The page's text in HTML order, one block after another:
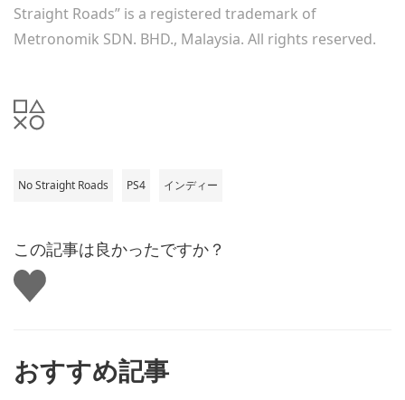
Straight Roads” is a registered trademark of
Metronomik SDN. BHD., Malaysia. All rights reserved.
No Straight Roads PS4 インディー
この記事は良かったですか？
い
い
おすすめ記事